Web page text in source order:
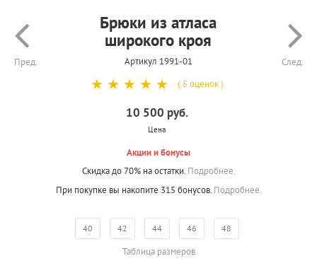
Пред.
Брюки из атласа
широкого кроя
Артикул 1991-01 След.
☆
☆
☆
☆
☆ ( 5 оценок )
10 500 руб.
Цена
Акции и бонусы
Скидка до 70% на остатки. Подробнее.
При покупке вы накопите 315 бонусов. Подробнее.
40 42 44 46 48
Таблица размеров